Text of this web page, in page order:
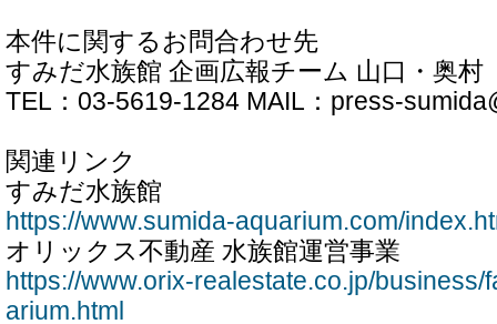
本件に関するお問合わせ先
すみだ水族館 企画広報チーム 山口・奥村
TEL：03-5619-1284 MAIL：press-
関連リンク
すみだ水族館
https://www.sumida-aquarium.com/
オリックス不動産 水族館運営事業
https://www.orix-realestate.co.jp/business/
arium.html